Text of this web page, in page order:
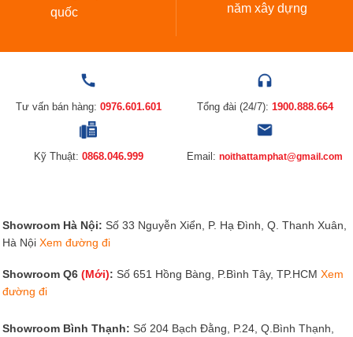
quốc
năm xây dựng
Tư vấn bán hàng: 0976.601.601 Tổng đài (24/7): 1900.888.664
Kỹ Thuật: 0868.046.999 Email: noithattamphat@gmail.com
Showroom Hà Nội: Số 33 Nguyễn Xiển, P. Hạ Đình, Q. Thanh Xuân,
Hà Nội Xem đường đi
Showroom Q6 (Mới): Số 651 Hồng Bàng, P.Bình Tây, TP.HCM Xem
đường đi
Showroom Bình Thạnh: Số 204 Bạch Đằng, P.24, Q.Bình Thạnh,